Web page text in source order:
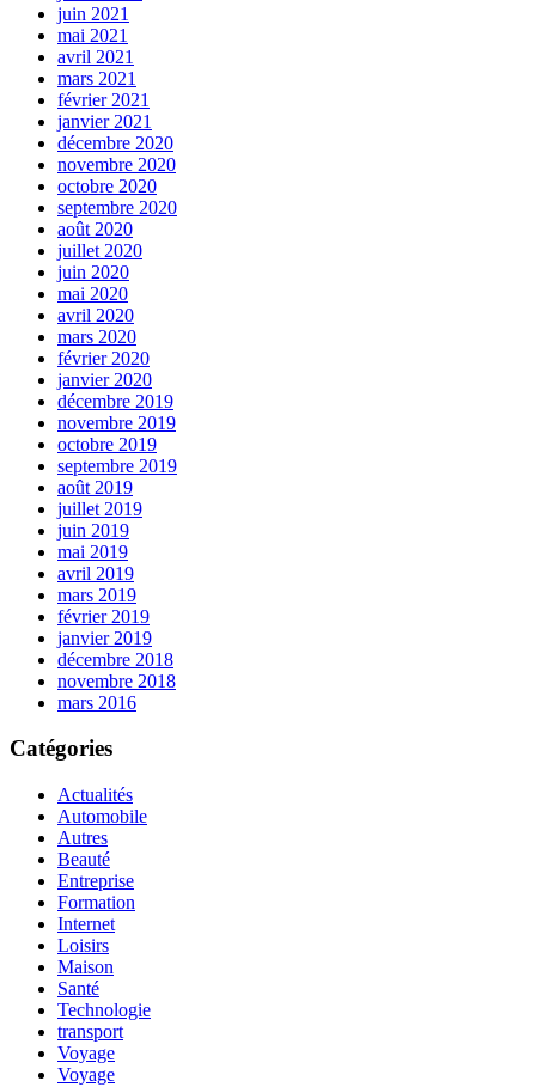
juin 2021
mai 2021
avril 2021
mars 2021
février 2021
janvier 2021
décembre 2020
novembre 2020
octobre 2020
septembre 2020
août 2020
juillet 2020
juin 2020
mai 2020
avril 2020
mars 2020
février 2020
janvier 2020
décembre 2019
novembre 2019
octobre 2019
septembre 2019
août 2019
juillet 2019
juin 2019
mai 2019
avril 2019
mars 2019
février 2019
janvier 2019
décembre 2018
novembre 2018
mars 2016
Catégories
Actualités
Automobile
Autres
Beauté
Entreprise
Formation
Internet
Loisirs
Maison
Santé
Technologie
transport
Voyage
Voyage